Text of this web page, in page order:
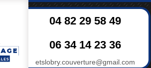
04 82 29 58 49
06 34 14 23 36
etslobry.couverture@gmail.com